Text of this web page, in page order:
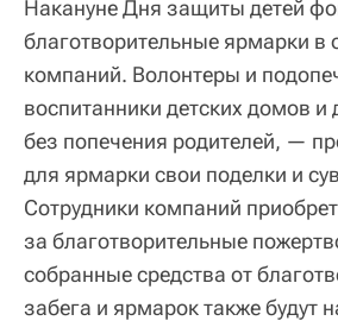
Накануне Дня защиты детей
благотворительные ярмарки в
компаний. Волонтеры и
воспитанники детских домов и
без попечения родителей, —
для ярмарки свои поделки и
Сотрудники компаний
за благотворительные
собранные средства от
забега и ярмарок также будут